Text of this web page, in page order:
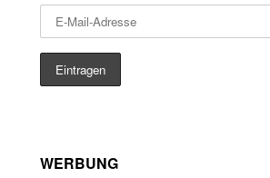
WERBUNG